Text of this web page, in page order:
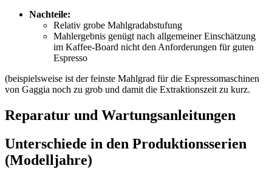
Nachteile:
Relativ grobe Mahlgradabstufung
Mahlergebnis genügt nach allgemeiner Einschätzung
im Kaffee-Board nicht den Anforderungen für guten
Espresso
(beispielsweise ist der feinste Mahlgrad für die Espressomaschinen
von Gaggia noch zu grob und damit die Extraktionszeit zu kurz.
Reparatur und Wartungsanleitungen
Unterschiede in den Produktionsserien
(Modelljahre)